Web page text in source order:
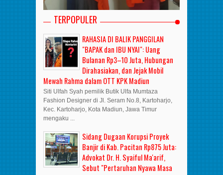
TERPOPULER
RAHASIA DI BALIK PANGGILAN
"BAPAK dan IBU NYAI": Uang
Bulanan Rp3–10 Juta, Hubungan
Dirahasiakan, dan Jejak Mobil
Mewah Rahma dalam OTT KPK Madiun
Siti Ulfah Syah pemilik Butik Ulfa Mumtaza
Fashion Designer di Jl. Seram No.8, Kartoharjo,
Kec. Kartoharjo, Kota Madiun, Jawa Timur
mengaku ...
Sidang Dugaan Korupsi Proyek
Banjir di Kab. Pacitan Rp875 Juta:
Advokat Dr. H. Syaiful Ma'arif,
Sebut "Pertaruhan Nyawa Masa